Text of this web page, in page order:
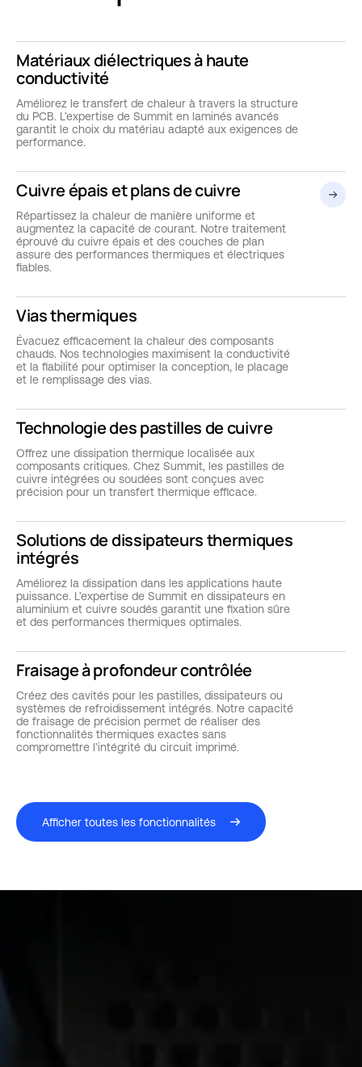
Matériaux diélectriques à haute
conductivité
Améliorez le transfert de chaleur à travers la structure
du PCB. L’expertise de Summit en laminés avancés
garantit le choix du matériau adapté aux exigences de
performance.
Cuivre épais et plans de cuivre
Répartissez la chaleur de manière uniforme et
augmentez la capacité de courant. Notre traitement
éprouvé du cuivre épais et des couches de plan
assure des performances thermiques et électriques
fiables.
Vias thermiques
Évacuez efficacement la chaleur des composants
chauds. Nos technologies maximisent la conductivité
et la fiabilité pour optimiser la conception, le placage
et le remplissage des vias.
Technologie des pastilles de cuivre
Offrez une dissipation thermique localisée aux
composants critiques. Chez Summit, les pastilles de
cuivre intégrées ou soudées sont conçues avec
précision pour un transfert thermique efficace.
Solutions de dissipateurs thermiques
intégrés
Améliorez la dissipation dans les applications haute
puissance. L’expertise de Summit en dissipateurs en
aluminium et cuivre soudés garantit une fixation sûre
et des performances thermiques optimales.
Fraisage à profondeur contrôlée
Créez des cavités pour les pastilles, dissipateurs ou
systèmes de refroidissement intégrés. Notre capacité
de fraisage de précision permet de réaliser des
fonctionnalités thermiques exactes sans
compromettre l’intégrité du circuit imprimé.
Afficher toutes les fonctionnalités